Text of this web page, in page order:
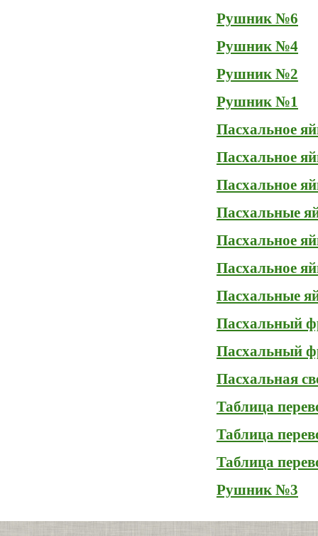
Рушник №6
Рушник №4
Рушник №2
Рушник №1
Пасхальное
Пасхальное
Пасхальное
Пасхальные
Пасхальное
Пасхальное
Пасхальные
Пасхальный
Пасхальный
Пасхальная
Таблица
Таблица
Таблица
Рушник №3